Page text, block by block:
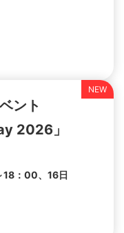
ント
2026」
：00、16日